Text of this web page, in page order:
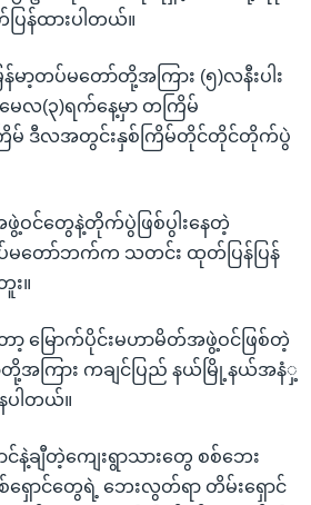
န်ထားပါတယ်။
မာ့တပ်မတော်တို့အကြား (၅)လနီးပါး
လ(၃)ရက်နေ့မှာ တကြိမ်
ြိမ် ဒီလအတွင်းနှစ်ကြိမ်တိုင်တိုင်တိုက်ပွဲ
ဝင်တွေနဲ့တိုက်ပွဲဖြစ်ပွါးနေတဲ့
မတော်ဘက်က သတင်း ထုတ်ပြန်ပြန်
း။
မြောက်ပိုင်းမဟာမိတ်အဖွဲ့ဝင်ဖြစ်တဲ့
ာ်တို့အကြား ကချင်ပြည် နယ်မြို့နယ်အနံှ့
ပါတယ်။
ချီတဲ့ကျေးရွာသားတွေ စစ်ဘေး
ရှောင်တွေရဲ့ ဘေးလွတ်ရာ တိမ်းရှောင်